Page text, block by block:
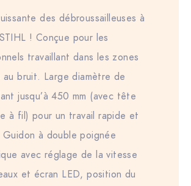
des débroussailleuses à
! Conçue pour les
travaillant dans les zones
au bruit. Large diamètre de
jusqu’à 450 mm (avec tête
à fil) pour un travail rapide et
à double poignée
avec réglage de la vitesse
et écran LED, position du